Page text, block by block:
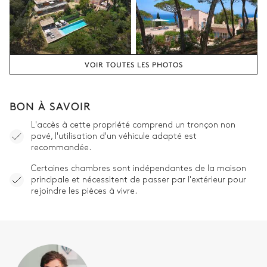
VOIR TOUTES LES PHOTOS
BON À SAVOIR
L'accès à cette propriété comprend un tronçon non
pavé, l'utilisation d'un véhicule adapté est
recommandée.
Certaines chambres sont indépendantes de la maison
principale et nécessitent de passer par l'extérieur pour
rejoindre les pièces à vivre.